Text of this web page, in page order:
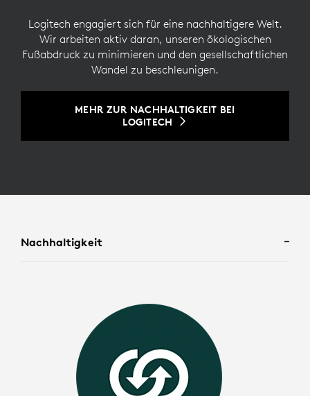
Logitech engagiert sich für eine nachhaltigere Welt.
Wir arbeiten aktiv daran, unseren ökologischen
Fußabdruck zu minimieren und den gesellschaftlichen
Wandel zu beschleunigen.
MEHR ZUR NACHHALTIGKEIT BEI
LOGITECH
Nachhaltigkeit